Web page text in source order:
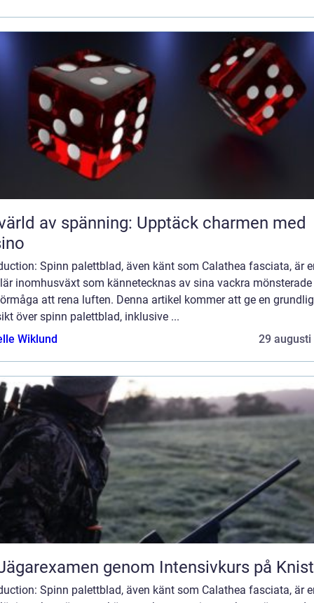
av spänning: Upptäck charmen med
Spinn palettblad, även känt som Calathea fasciata, är
inomhusväxt som kännetecknas av sina vackra
att rena luften. Denna artikel kommer att ge en grundlig
över spinn palettblad, inklusive ...
Wiklund
29 augusti
genom Intensivkurs på
Spinn palettblad, även känt som Calathea fasciata, är